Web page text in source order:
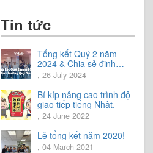
Tin tức
Tổng kết Quý 2 năm
2024 & Chia sẻ định
hướng Quý 3 năm 2024
, 26 July 2024
Bí kíp nâng cao trình độ
giao tiếp tiếng Nhật.
, 24 June 2022
Lễ tổng kết năm 2020!
, 04 March 2021